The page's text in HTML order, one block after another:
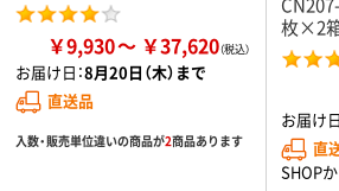
￥9,930 ￥37,620
お届け日：8月20日（木）まで
直送品
入数・販売単位違いの商品が2商品あります
枚×2箱
お届け日
直
SHOP